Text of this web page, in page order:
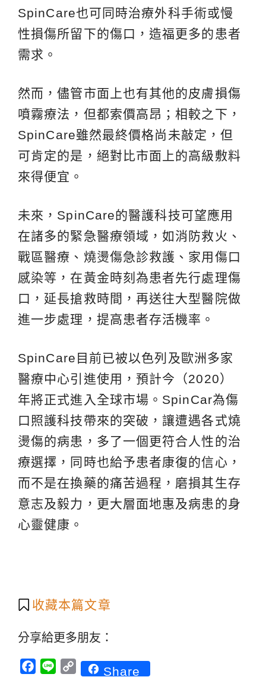
SpinCare也可同時治療外科手術或慢
性損傷所留下的傷口，造福更多的患者
需求。
然而，儘管市面上也有其他的皮膚損傷
噴霧療法，但都索價高昂；相較之下，
SpinCare雖然最終價格尚未敲定，但
可肯定的是，絕對比市面上的高級敷料
來得便宜。
未來，SpinCare的醫護科技可望應用
在諸多的緊急醫療領域，如消防救火、
戰區醫療、燒燙傷急診救護、家用傷口
感染等，在黃金時刻為患者先行處理傷
口，延長搶救時間，再送往大型醫院做
進一步處理，提高患者存活機率。
SpinCare目前已被以色列及歐洲多家
醫療中心引進使用，預計今（2020）
年將正式進入全球市場。SpinCar為傷
口照護科技帶來的突破，讓遭遇各式燒
燙傷的病患，多了一個更符合人性的治
療選擇，同時也給予患者康復的信心，
而不是在換藥的痛苦過程，磨損其生存
意志及毅力，更大層面地惠及病患的身
心靈健康。
收藏本篇文章
分享給更多朋友：
Facebook
Line CopyShare